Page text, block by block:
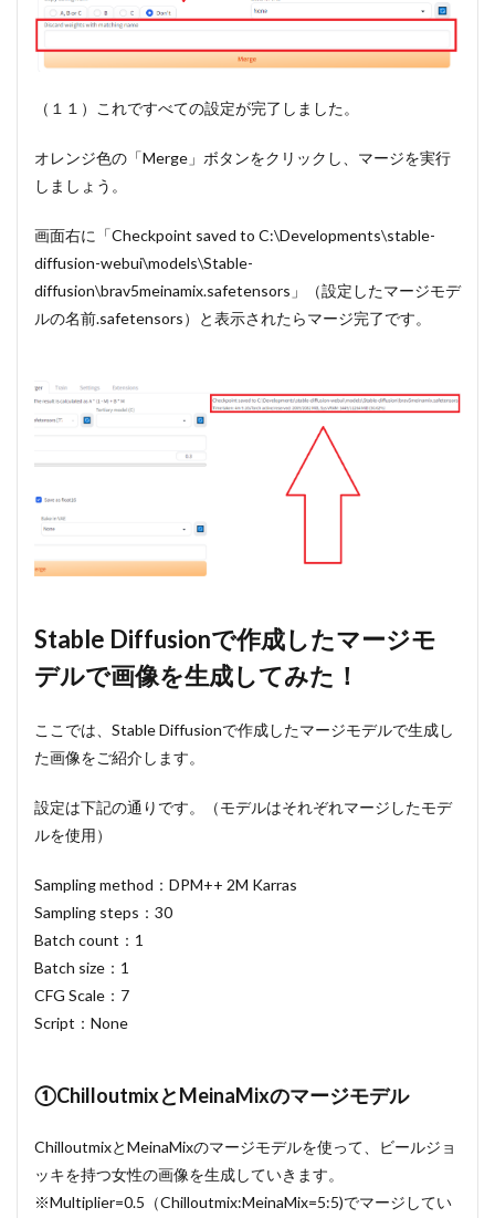
（１１）これですべての設定が完了しました。
オレンジ色の「Merge」ボタンをクリックし、マージを実行
しましょう。
画面右に「Checkpoint saved to C:\Developments\stable-
diffusion-webui\models\Stable-
diffusion\brav5meinamix.safetensors」（設定したマージモデ
ルの名前.safetensors）と表示されたらマージ完了です。
Stable Diffusionで作成したマージモ
デルで画像を生成してみた！
ここでは、Stable Diffusionで作成したマージモデルで生成し
た画像をご紹介します。
設定は下記の通りです。（モデルはそれぞれマージしたモデ
ルを使用）
Sampling method：DPM++ 2M Karras
Sampling steps：30
Batch count：1
Batch size：1
CFG Scale：7
Script：None
①ChilloutmixとMeinaMixのマージモデル
ChilloutmixとMeinaMixのマージモデルを使って、ビールジョ
ッキを持つ女性の画像を生成していきます。
※Multiplier=0.5（Chilloutmix:MeinaMix=5:5)でマージしてい